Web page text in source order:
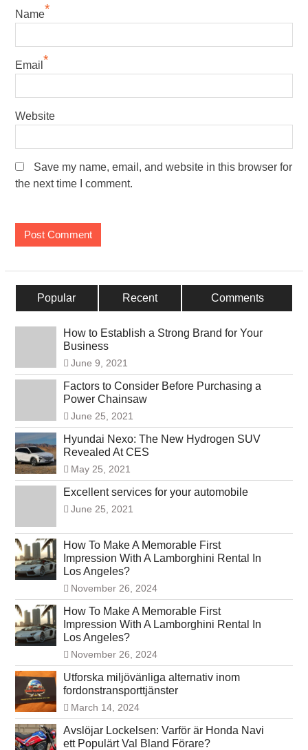
Name*
Email *
Website
Save my name, email, and website in this browser for
the next time I comment.
Popular Recent Comments
How to Establish a Strong Brand for Your
Business
June 9, 2021
Factors to Consider Before Purchasing a
Power Chainsaw
June 25, 2021
Hyundai Nexo: The New Hydrogen SUV
Revealed At CES
May 25, 2021
Excellent services for your automobile
June 25, 2021
How To Make A Memorable First
Impression With A Lamborghini Rental In
Los Angeles?
November 26, 2024
How To Make A Memorable First
Impression With A Lamborghini Rental In
Los Angeles?
November 26, 2024
Utforska miljövänliga alternativ inom
fordonstransporttjänster
March 14, 2024
Avslöjar Lockelsen: Varför är Honda Navi
ett Populärt Val Bland Förare?